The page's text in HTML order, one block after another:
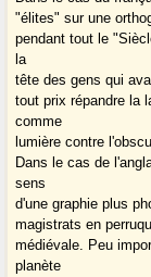
"élites" sur une
pendant tout le
la
tête des gens qui
tout prix répandre la
comme
lumière contre
Dans le cas de
sens
d'une graphie plus
magistrats en
médiévale. Peu
planète